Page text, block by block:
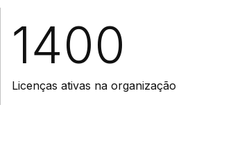
1400
Licenças ativas na organização